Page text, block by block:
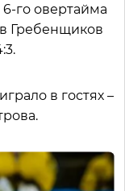
го овертайма
Гребенщиков
в гостях –